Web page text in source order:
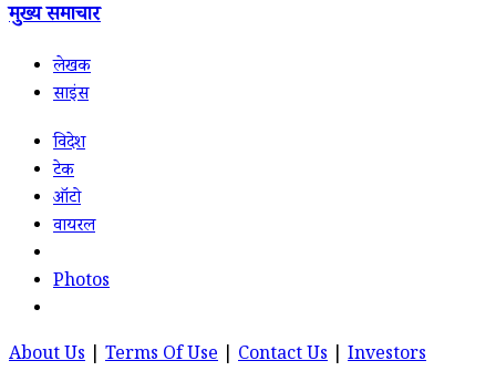
मुख्य समाचार
लेखक
साइंस
विदेश
टेक
ऑटो
वायरल
Photos
About Us Terms Of Use Contact Us
Investors